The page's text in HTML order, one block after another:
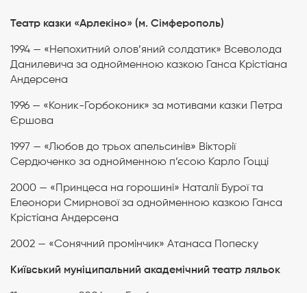
Театр казки «Арлекіно» (м. Сімферополь)
1994 — «Непохитний олов’яний солдатик» Всеволода
Данилевича за однойменною казкою Ганса Крістіана
Андерсена
1996 — «Коник-Горбоконик» за мотивами казки Петра
Єршова
1997 — «Любов до трьох апельсинів» Вікторії
Сердюченко за однойменною п’єсою Карло Ґоцці
2000 — «Принцеса на горошині» Наталії Бурої та
Елеонори Смирнової за однойменною казкою Ганса
Крістіана Андерсена
2002 — «Сонячний промінчик» Атанаса Попеску
Київський муніципальний академічний театр ляльок